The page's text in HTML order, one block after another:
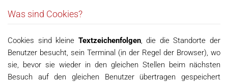
Was sind Cookies?
Cookies sind kleine Textzeichenfolgen, die die Standorte der
Benutzer besucht, sein Terminal (in der Regel der Browser), wo
sie, bevor sie wieder in den gleichen Stellen beim nächsten
Besuch auf den gleichen Benutzer übertragen gespeichert